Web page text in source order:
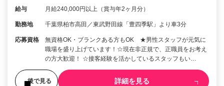
給与 月給240,000円以上（賞与年2ヶ月分）
勤務地 千葉県柏市高田／東武野田線「豊四季駅」より車3分
応募資格
無資格OK・ブランクある方もOK ★男性スタッフが元気に
職場を盛り上げています！☆現在非正規で、正職員をお考え
の方大歓迎！ ☆接客経験を活かしているスタッフもい…
後で見る 詳細を見る